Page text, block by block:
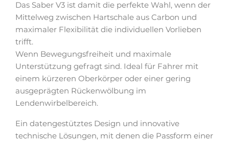
Das Saber V3 ist damit die perfekte Wahl, wenn der
Mittelweg zwischen Hartschale aus Carbon und
maximaler Flexibilität die individuellen Vorlieben
trifft.
Wenn Bewegungsfreiheit und maximale
Unterstützung gefragt sind. Ideal für Fahrer mit
einem kürzeren Oberkörper oder einer gering
ausgeprägten Rückenwölbung im
Lendenwirbelbereich.
Ein datengestütztes Design und innovative
technische Lösungen, mit denen die Passform einer